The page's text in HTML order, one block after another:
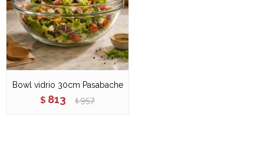
Bowl vidrio 30cm Pasabache
$ 813 $ 957